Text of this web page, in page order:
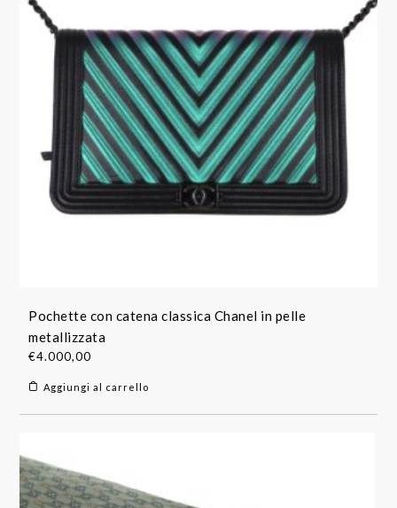
Pochette con catena classica Chanel in pelle
metallizzata
€4.000,00
Aggiungi al carrello